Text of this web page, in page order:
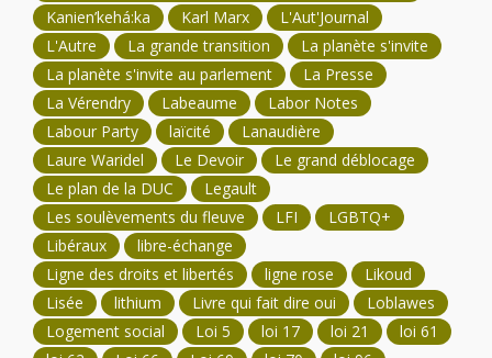
Kanien’kehá:ka
Karl Marx
L'Aut'Journal
L'Autre
La grande transition
La planète s'invite
La planète s'invite au parlement
La Presse
La Vérendry
Labeaume
Labor Notes
Labour Party
laïcité
Lanaudière
Laure Waridel
Le Devoir
Le grand déblocage
Le plan de la DUC
Legault
Les soulèvements du fleuve
LFI
LGBTQ+
Libéraux
libre-échange
Ligne des droits et libertés
ligne rose
Likoud
Lisée
lithium Livre qui fait dire oui
Loblawes
Logement social
Loi 5 loi 17 loi 21
loi 61